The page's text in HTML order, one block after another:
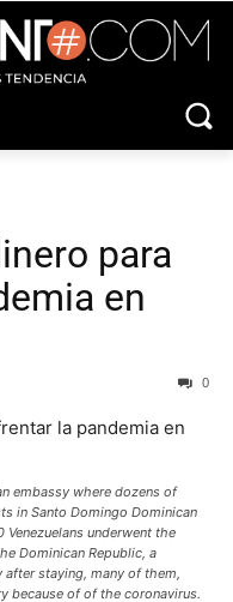
para
en
0
embassy where dozens of
in Santo Domingo Dominican
underwent the
Dominican Republic, a
after staying, many of them,
because of of the coronavirus.